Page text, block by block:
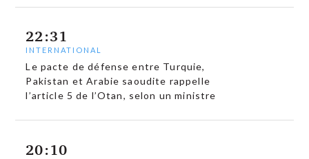
22:31
INTERNATIONAL
Le pacte de défense entre Turquie,
Pakistan et Arabie saoudite rappelle
l’article 5 de l’Otan, selon un ministre
20:10